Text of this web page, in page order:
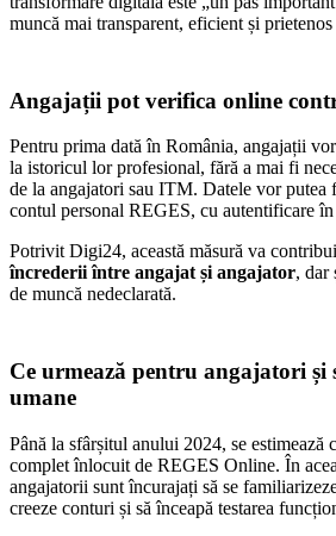
muncă mai transparent, eficient și
Angajații pot verifica online
Pentru prima dată în România, angajații
la istoricul lor profesional, fără a mai fi
de la angajatori sau ITM. Datele vor
contul personal REGES, cu autentificare
Potrivit Digi24, această măsură va
încrederii între angajat și angajator, dar
de muncă nedeclarată.
Ce urmează pentru angajatori și
umane
Până la sfârșitul anului 2024, se
complet înlocuit de REGES Online. În
angajatorii sunt încurajați să se
creeze conturi și să înceapă testarea